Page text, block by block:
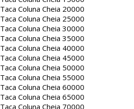
Coluna Cheia 20000
Coluna Cheia 25000
Coluna Cheia 30000
Coluna Cheia 35000
Coluna Cheia 40000
Coluna Cheia 45000
Coluna Cheia 50000
Coluna Cheia 55000
Coluna Cheia 60000
Coluna Cheia 65000
Coluna Cheia 70000